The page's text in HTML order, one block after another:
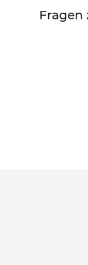
Fragen